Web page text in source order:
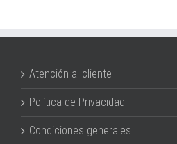
Atención al cliente
Política de Privacidad
Condiciones generales